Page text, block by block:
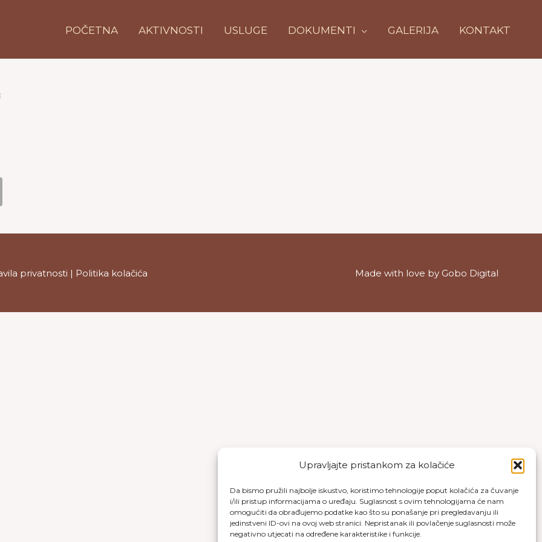
Upravljajte pristankom za kolačiće
Da bismo pružili najbolje iskustvo, koristimo tehnologije poput kolačića za čuvanje
i/ili pristup informacijama o uređaju. Suglasnost s ovim tehnologijama će nam
omogućiti da obrađujemo podatke kao što su ponašanje pri pregledavanju ili
jedinstveni ID-ovi na ovoj web stranici. Nepristanak ili povlačenje suglasnosti može
negativno utjecati na određene karakteristike i funkcije.
POČETNA AKTIVNOSTI USLUGE DOKUMENTI GALERIJA KONTAKT
privatnosti | Politika kolačića Made with love by Gobo Digital